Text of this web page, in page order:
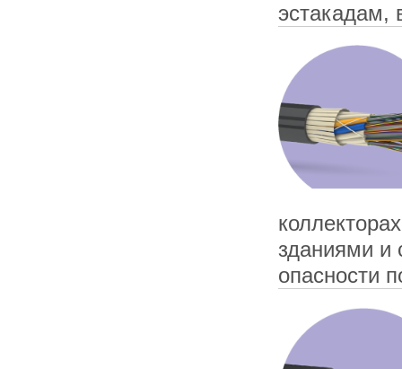
эстакадам,
зданиями и
опасности